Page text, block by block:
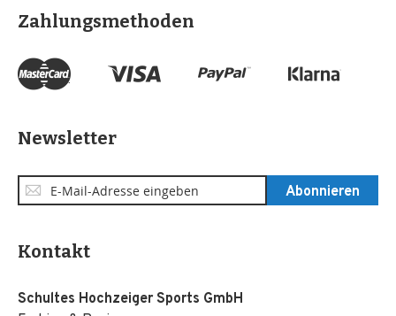
Zahlungsmethoden
Newsletter
Anmeldung
zum
Abonnieren
Kontakt
Schultes Hochzeiger Sports GmbH